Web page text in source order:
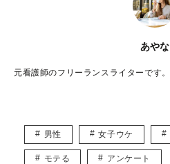
あやな
元看護師のフリーランスライターです。
男性 女子ウケ
モテる アンケート